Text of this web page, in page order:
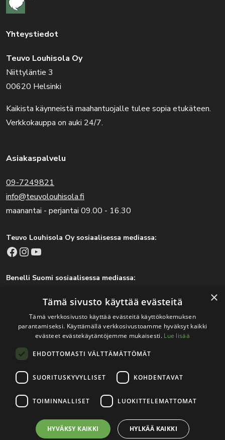
Yhteystiedot
Teuvo Louhisola Oy
Niittyläntie 3
00620 Helsinki
Kaikista käynneistä maahantuojalle tulee sopia etukäteen.
Verkkokauppa on auki 24/7.
Asiakaspalvelu
09-7249821
info@teuvolouhisola.fi
maanantai - perjantai 09.00 - 16.30
Teuvo Louhisola Oy sosiaalisessa mediassa:
Facebook Instagram YouTube
Benelli Suomi sosiaalisessa mediassa:
Tärkeitä linkkejä
Rekisteri- ja tietosuojaseloste
Jälleenmyyjät
Tapahtumat
Teuvo Louhisola Oy. Verkkosivutoteutus:Avoin.Systems
×
Tämä sivusto käyttää evästeitä
Tämä verkkosivusto käyttää evästeitä käyttökokemuksen
parantamiseksi. Käyttämällä verkkosivustoamme hyväksyt kaikki
evästeet evästekäytäntöjemme mukaisesti. Lue lisää
EHDOTTOMASTI VÄLTTÄMÄTTÖMÄT
SUORITUSKYVYLLISET KOHDENTAVAT
TOIMINNALLISET LUOKITTELEMATTOMAT
HYVÄKSY KAIKKI HYLKÄÄ KAIKKI